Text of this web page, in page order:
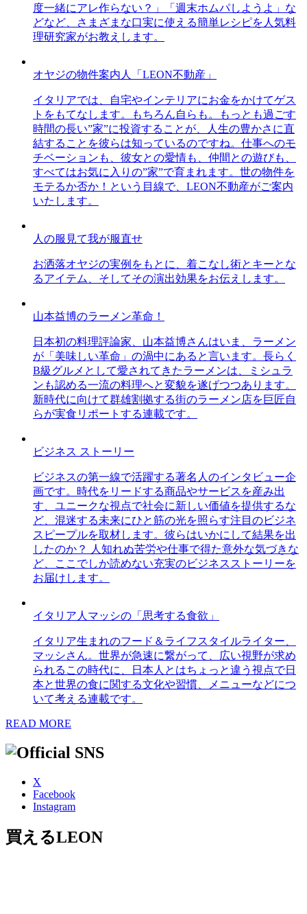
度一緒にアレ作らない？」「週末ホムパしようよ」な
どなど、さまざまな口実に使える簡単レシピを人気料
理研究家がお教えします。
オヤジの物件案内人「LEON不動産」
イタリアでは、自宅やインテリアにお金をかけてゲス
トをもてなします。もちろん自らも。もっとも過ごす
時間の長い”家”に投資することが、人生の豊かさに直
結することを彼らは知っているのですね。仕事へのモ
チベーションも、彼女との愛情も、仲間との遊びも、
すべてはお気に入りの”家”で育まれます。世の物件を
モテるか否か！という目線で、LEON不動産がご案内
いたします。
人の服見て我が服直せ
お洒落オヤジの実例をもとに、着こなし術とキーとな
るアイテム、そしてその演出効果をお伝えします。
山本益博のラーメン革命！
日本初の料理評論家、山本益博さんはいま、ラーメン
が「美味しい革命」の渦中にあると言います。長らく
B級グルメとして愛されてきたラーメンは、ミシュラ
ンも認める一流の料理へと変貌を遂げつつあります。
新時代に向けて群雄割拠する街のラーメン店を巨匠自
らが実食リポートする連載です。
ビジネス ストーリー
ビジネスの第一線で活躍する著名人のインタビュー企
画です。時代をリードする商品やサービスを産み出
す、ユニークな視点で社会に新しい価値を提供するな
ど、混迷する未来にひと筋の光を照らす注目のビジネ
スピープルを取材します。彼らはいかにして結果を出
したのか？ 人知れぬ苦労や仕事で得た意外な気づきな
ど、ここでしか読めない充実のビジネスストーリーを
お届けします。
イタリア人マッシの「思考する食欲」
イタリア生まれのフード＆ライフスタイルライター、
マッシさん。世界が急速に繋がって、広い視野が求め
られるこの時代に、日本人とはちょっと違う視点で日
本と世界の食に関する文化や習慣、メニューなどにつ
いて考える連載です。
READ MORE
X
Facebook
Instagram
買えるLEON